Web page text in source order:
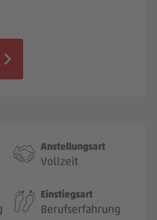
Anstellungsart
Vollzeit
Einstiegsart
Berufserfahrung